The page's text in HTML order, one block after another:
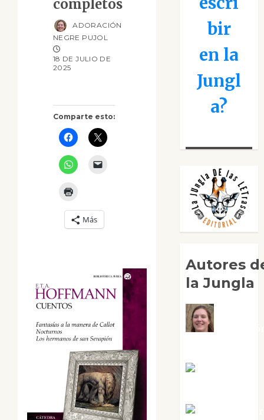
completos
Comparte esto:
Más
ADORACIÓN
NEGRE PUJOL
18 DE JULIO DE
2025
bir
en la
Jungl
a?
Autores
la Jungla